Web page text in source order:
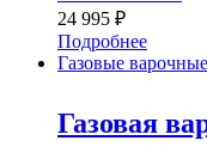
24 995 ₽
Подробнее
Газовые
Газовая